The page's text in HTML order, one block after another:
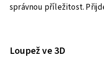
správnou příležitost.
Loupež ve 3D